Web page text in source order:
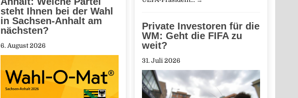
Private Investoren für die
WM: Geht die FIFA zu
weit?
31. Juli 2026
steht Ihnen bei der Wahl
in Sachsen-Anhalt am
nächsten?
6. August 2026